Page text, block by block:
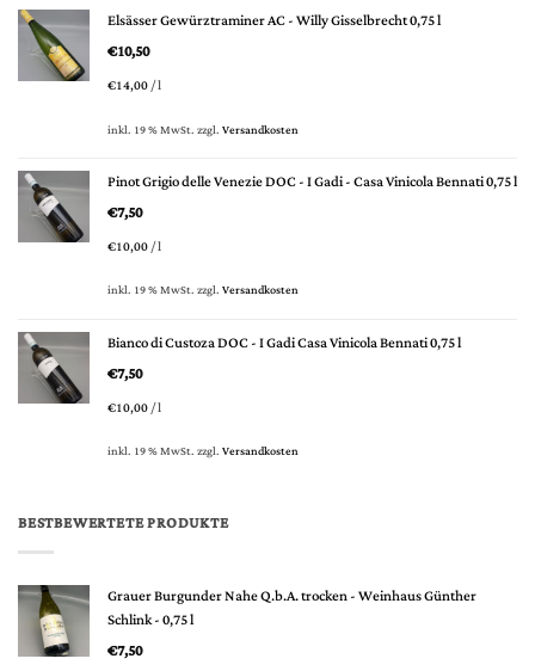
Elsässer Gewürztraminer AC - Willy Gisselbrecht 0,75 l
€10,50
€14,00/l
inkl. 19 % MwSt.zzgl.Versandkosten
Pinot Grigio delle Venezie DOC - I Gadi - Casa Vinicola Bennati 0,75 l
€7,50
€10,00/l
inkl. 19 % MwSt.zzgl.Versandkosten
Bianco di Custoza DOC - I Gadi Casa Vinicola Bennati 0,75 l
€7,50
€10,00/l
inkl. 19 % MwSt.zzgl.Versandkosten
BESTBEWERTETE PRODUKTE
Grauer Burgunder Nahe Q.b.A. trocken - Weinhaus Günther
Schlink - 0,75 l
€7,50